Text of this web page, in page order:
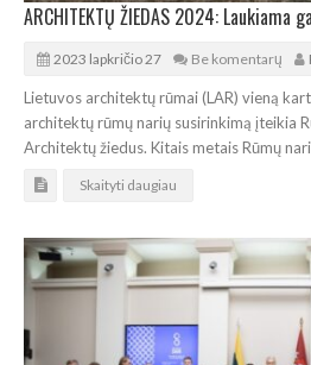
2023 lapkričio 27 Be komentarų
Lietuvos architektų rūmai (LAR) vieną
architektų rūmų narių susirinkimą įteikia
Architektų žiedus. Kitais metais Rūmų
Skaityti daugiau